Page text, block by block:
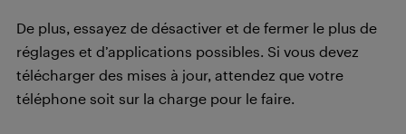
De plus, essayez de désactiver et de fermer le plus de
réglages et d’applications possibles. Si vous devez
télécharger des mises à jour, attendez que votre
téléphone soit sur la charge pour le faire.